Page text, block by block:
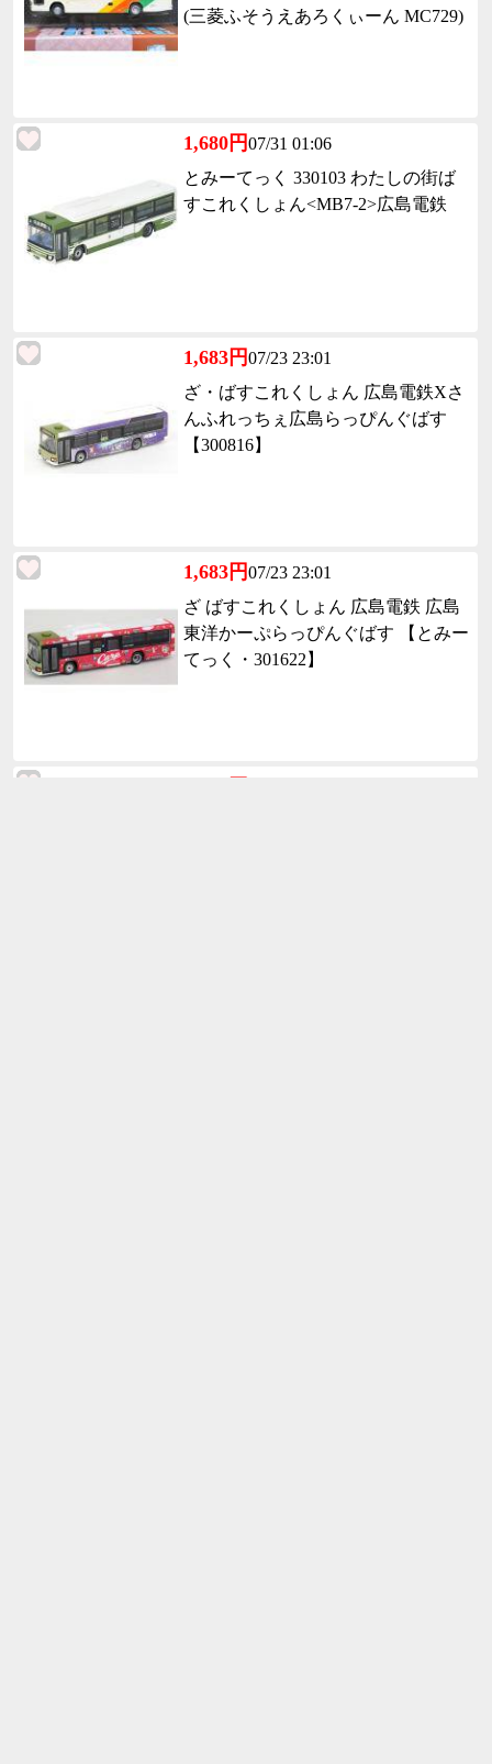
(三菱ふそうえあろくぃーん MC729)
1,680円07/31 01:06
とみーてっく 330103 わたしの街ば
すこれくしょん<MB7-2>広島電鉄
1,683円07/23 23:01
ざ・ばすこれくしょん 広島電鉄Xさ
んふれっちぇ広島らっぴんぐばす
【300816】
1,683円07/23 23:01
ざ ばすこれくしょん 広島電鉄 広島
東洋かーぷらっぴんぐばす 【とみー
てっく・301622】